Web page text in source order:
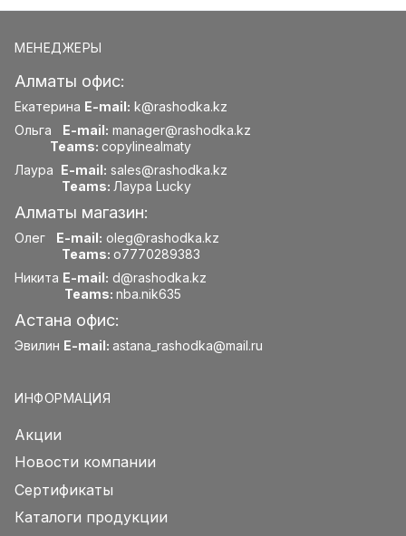
МЕНЕДЖЕРЫ
Алматы офис:
Екатерина E-mail: k@rashodka.kz
Ольга E-mail: manager@rashodka.kz
Teams: copylinealmaty
Лаура E-mail: sales@rashodka.kz
Teams: Лаура Lucky
Алматы магазин:
Олег E-mail: oleg@rashodka.kz
Teams: o7770289383
Никита E-mail: d@rashodka.kz
Teams: nba.nik635
Астана офис:
Эвилин E-mail: astana_rashodka@mail.ru
ИНФОРМАЦИЯ
Акции
Новости компании
Сертификаты
Каталоги продукции